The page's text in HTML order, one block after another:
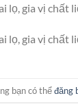
lọ, gia vị chất
lọ, gia vị chất
bạn có thểđăng